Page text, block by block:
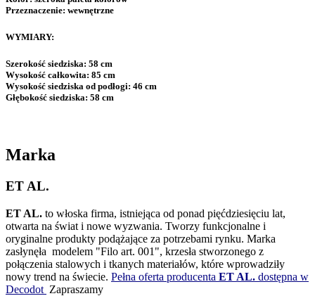
Przeznaczenie: wewnętrzne
WYMIARY:
Szerokość siedziska: 58 cm
Wysokość całkowita: 85 cm
Wysokość siedziska od podłogi: 46 cm
Głębokość siedziska: 58 cm
Marka
ET AL.
ET AL. to włoska firma, istniejąca od ponad pięćdziesięciu lat,
otwarta na świat i nowe wyzwania. Tworzy funkcjonalne i
oryginalne produkty podążające za potrzebami rynku. Marka
zasłynęła modelem "Filo art. 001", krzesła stworzonego z
połączenia stalowych i tkanych materiałów, które wprowadziły
nowy trend na świecie. Pełna oferta producenta ET AL. dostępna w
Decodot Zapraszamy